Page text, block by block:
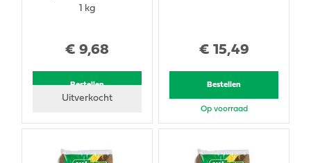
€ 9,68
1 kg
Bestellen
Uitverkocht
€ 15,49
Bestellen
Op voorraad